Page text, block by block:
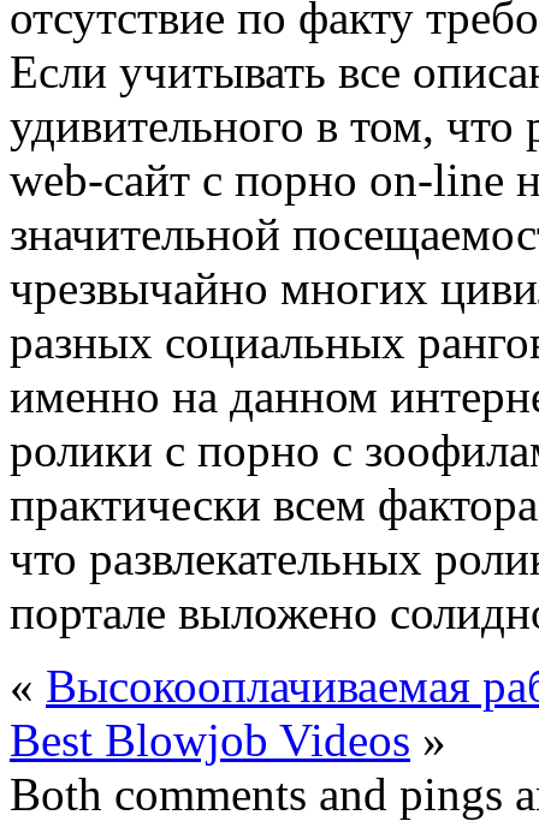
отсутствие по факту
Если учитывать все
удивительного в том,
web-сайт с порно on-line
значительной
чрезвычайно многих
разных социальных
именно на данном
ролики с порно с
практически всем
что развлекательных
портале выложено
« Высокооплачиваемая
Best Blowjob Videos »
Both comments and pings